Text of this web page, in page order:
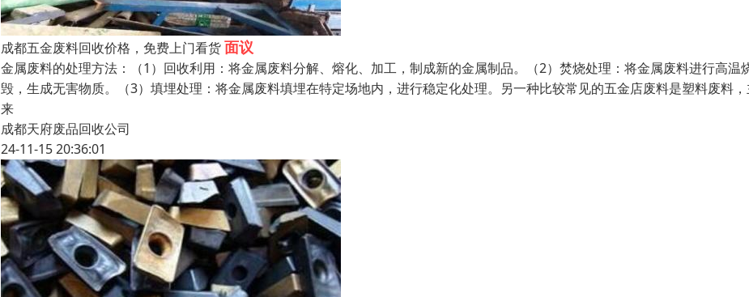
成都五金废料回收价格，免费上门看货面议
金属废料的处理方法：（1）回收利用：将金属废料分解、熔化、加工，制成新的金属制品。（2）焚烧处理：将金属废料进行高温
毁，生成无害物质。（3）填埋处理：将金属废料填埋在特定场地内，进行稳定化处理。另一种比较常见的五金店废料是塑料废料
来
成都天府废品回收公司
24-11-15 20:36:01